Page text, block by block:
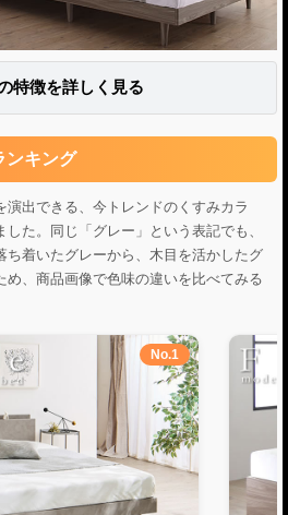
特徴を詳しく見る
ンキング
出できる、今トレンドのくすみカラ
た。同じ「グレー」という表記でも、
ち着いたグレーから、木目を活かしたグ
め、商品画像で色味の違いを比べてみる
No.1